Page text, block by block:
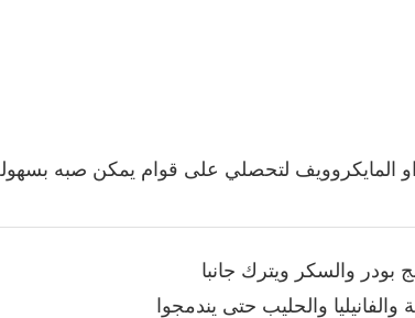
او المايكروويف لتحصلي على قوام يمكن صبه
بودر والسكر ويترك جانبا
والفانيليا والحليب حتى يندمجوا